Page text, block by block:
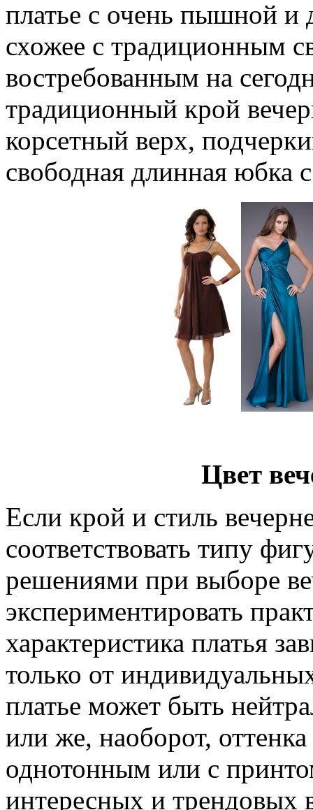
платье с очень пышной
схожее с традиционным
востребованным на
традиционный крой
корсетный верх,
свободная длинная юбка
Цвет
Если крой и стиль
соответствовать типу
решениями при выборе
экспериментировать
характеристика платья
только от
платье может быть
или же, наоборот,
однотонным или с
интересных и трендовых